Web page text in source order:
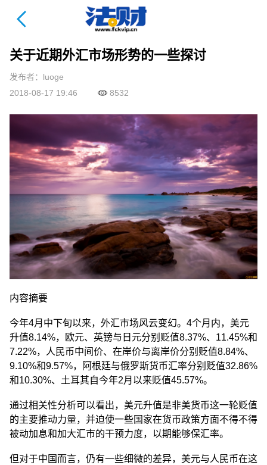
法财课详情页
关于近期外汇市场形势的一些探讨
发布者：luoge
2018-08-17 19:46
8532
内容摘要
今年4月中下旬以来，外汇市场风云变幻。4个月内，美元
升值8.14%，欧元、英镑与日元分别贬值8.37%、11.45%和
7.22%，人民币中间价、在岸价与离岸价分别贬值8.84%、
9.10%和9.57%，阿根廷与俄罗斯货币汇率分别贬值32.86%
和10.30%、土耳其自今年2月以来贬值45.57%。
通过相关性分析可以看出，美元升值是非美货币这一轮贬值
的主要推动力量，并迫使一些国家在货币政策方面不得不得
被动加息和加大汇市的干预力度，以期能够保汇率。
但对于中国而言，仍有一些细微的差异，美元与人民币在这